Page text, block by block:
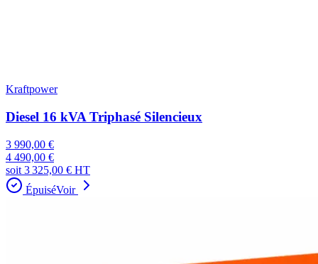
Kraftpower
Diesel 16 kVA Triphasé Silencieux
3 990,00 €
4 490,00 €
soit 3 325,00 € HT
ÉpuiséVoir